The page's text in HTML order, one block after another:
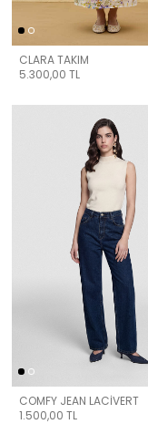
CLARA TAKIM
5.300,00 TL
COMFY JEAN LACİVERT
1.500,00 TL